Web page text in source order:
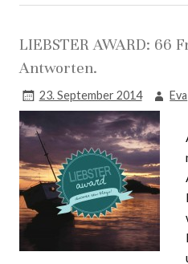
LIEBSTER AWARD: 66
Antworten.
23. September 2014 Eva